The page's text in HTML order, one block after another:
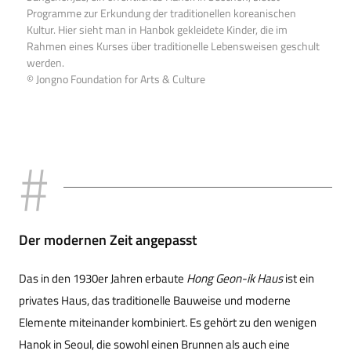
Programme zur Erkundung der traditionellen koreanischen
Kultur. Hier sieht man in Hanbok gekleidete Kinder, die im
Rahmen eines Kurses über traditionelle Lebensweisen geschult
werden.
© Jongno Foundation for Arts & Culture
Der modernen Zeit angepasst
Das in den 1930er Jahren erbaute Hong Geon-ik Hausist ein
privates Haus, das traditionelle Bauweise und moderne
Elemente miteinander kombiniert. Es gehört zu den wenigen
Hanok in Seoul, die sowohl einen Brunnen als auch eine